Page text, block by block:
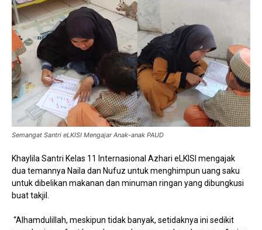
Semangat Santri eLKISI Mengajar Anak-anak PAUD
Khaylila Santri Kelas 11 Internasional Azhari eLKISI mengajak
dua temannya Naila dan Nufuz untuk menghimpun uang saku
untuk dibelikan makanan dan minuman ringan yang dibungkusi
buat takjil.
“Alhamdulillah, meskipun tidak banyak, setidaknya ini sedikit